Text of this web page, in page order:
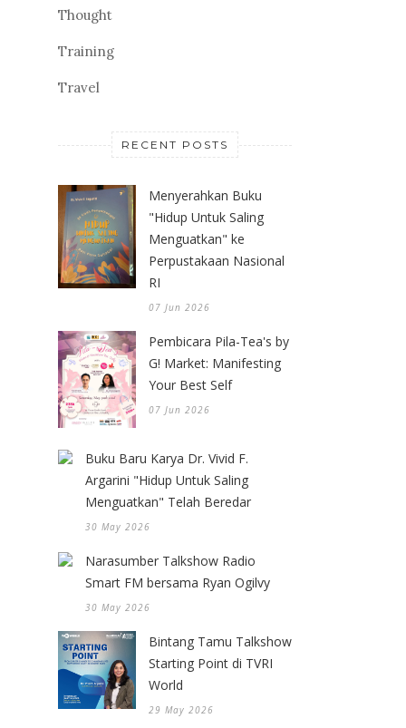
Thought
Training
Travel
RECENT POSTS
Menyerahkan Buku
"Hidup Untuk Saling
Menguatkan" ke
Perpustakaan Nasional
RI
07 Jun 2026
Pembicara Pila-Tea's by
G! Market: Manifesting
Your Best Self
07 Jun 2026
Buku Baru Karya Dr. Vivid F.
Argarini "Hidup Untuk Saling
Menguatkan" Telah Beredar
30 May 2026
Narasumber Talkshow Radio
Smart FM bersama Ryan Ogilvy
30 May 2026
Bintang Tamu Talkshow
Starting Point di TVRI
World
29 May 2026